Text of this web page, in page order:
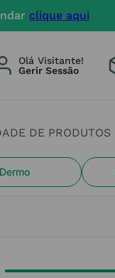
clique aqui
DE PRODUTOS
Dermo
Olá Visitante!